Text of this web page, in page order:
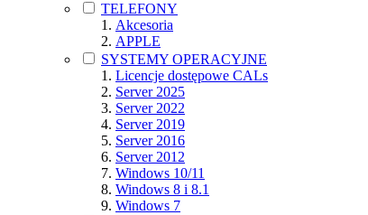
TELEFONY
Akcesoria
APPLE
SYSTEMY OPERACYJNE
Licencje dostępowe CALs
Server 2025
Server 2022
Server 2019
Server 2016
Server 2012
Windows 10/11
Windows 8 i 8.1
Windows 7